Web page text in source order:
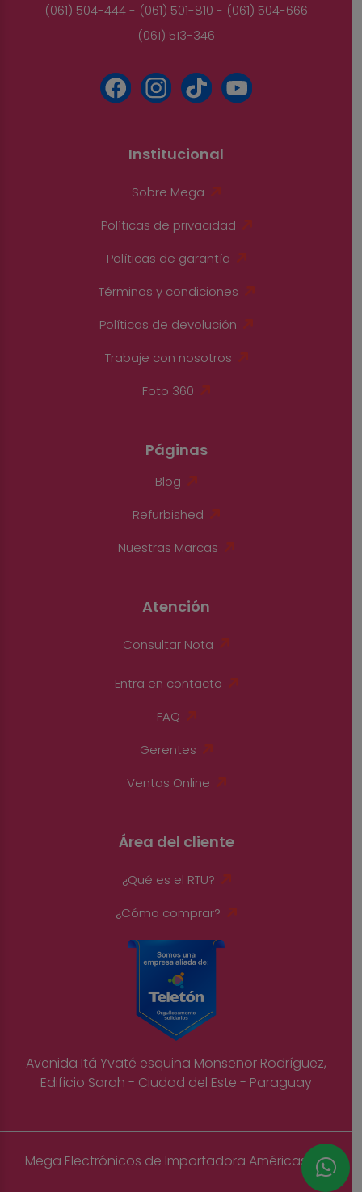
(061) 504-444 - (061) 501-810 - (061) 504-666
(061) 513-346
Institucional
Sobre Mega
Políticas de privacidad
Políticas de garantía
Términos y condiciones
Políticas de devolución
Trabaje con nosotros
Foto 360
Páginas
Blog
Refurbished
Nuestras Marcas
Atención
Consultar Nota
Entra en contacto
FAQ
Gerentes
Ventas Online
Área del cliente
¿Qué es el RTU?
¿Cómo comprar?
Avenida Itá Yvaté esquina Monseñor Rodríguez,
Edificio Sarah - Ciudad del Este - Paraguay
Mega Electrónicos de Importadora Américas S.A